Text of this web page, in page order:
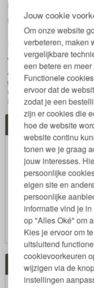
Jouw cookie
Om onze website
verbeteren, maken
vergelijkbare
een betere en
Functionele
ervoor dat de
zodat je een
zijn er cookies die
hoe de website
website continu
tonen we je graag
jouw interesses.
persoonlijke
eigen site en
persoonlijke
informatie vind je
op "Alles Oké" om
Kies je ervoor om
uitsluitend
cookievoorkeuren
wijzigen via de
instellingen
IBAN/SEPA nummer:
BIC/SWIFT nummer:
Mislukte iDeal
Je kunt bij ons betalen met
Als jouw iDEAL betaling
gegaan, kun je altijd zelf
rekeningnummer
Barendrecht.
30 dagen proefslapen
14 dagen bedenktijd
Maatwerk mogelijk
Garantie 2-8 jaar
Gratis verzenden > €
Non-stop
Winkelwagen is leeg.